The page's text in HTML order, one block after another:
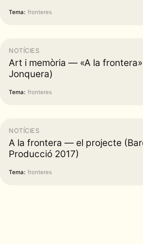
Tema: fronteres
NOTÍCIES
Art i memòria — «A la
Jonquera)
Tema: fronteres
NOTÍCIES
A la frontera — el projecte
Producció 2017)
Tema: fronteres